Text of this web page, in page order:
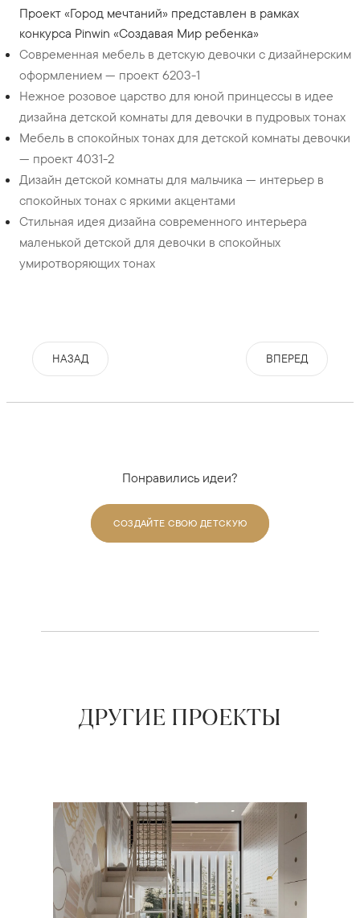
Проект «Город мечтаний» представлен в рамках
конкурса Pinwin «Создавая Мир ребенка»
Современная мебель в детскую девочки с дизайнерским
оформлением — проект 6203-1
Нежное розовое царство для юной принцессы в идее
дизайна детской комнаты для девочки в пудровых тонах
Мебель в спокойных тонах для детской комнаты девочки
— проект 4031-2
Дизайн детской комнаты для мальчика — интерьер в
спокойных тонах с яркими акцентами
Стильная идея дизайна современного интерьера
маленькой детской для девочки в спокойных
умиротворяющих тонах
НАЗАД ВПЕРЕД
Понравились идеи?
СОЗДАЙТЕ СВОЮ ДЕТСКУЮ
ДРУГИЕ ПРОЕКТЫ